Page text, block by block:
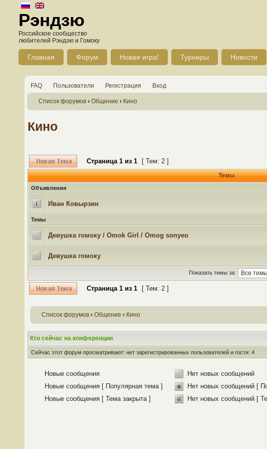
Рэндзю
Российское сообщество
любителей Рэндзю и Гомоку
Главная Форум Новая игра! Турниры Новости
FAQ Пользователи Регистрация Вход
Список форумов ‹ Общение ‹ Кино
Кино
Страница 1 из 1 [ Тем: 2 ]
Темы
Объявления
Иван Ковырзин
Темы
Девушка гомоку / Omok Girl / Omog sonyeo
Девушка гомоку
Показать темы за:
Страница 1 из 1 [ Тем: 2 ]
Список форумов ‹ Общение ‹ Кино
Кто сейчас на конференции
Сейчас этот форум просматривают: нет зарегистрированных пользователей и гости: 4
Новые сообщения Нет новых сообщений
Новые сообщения [ Популярная тема ]
Нет новых сообщений [
Новые сообщения [ Тема закрыта ]
Нет новых сообщений [